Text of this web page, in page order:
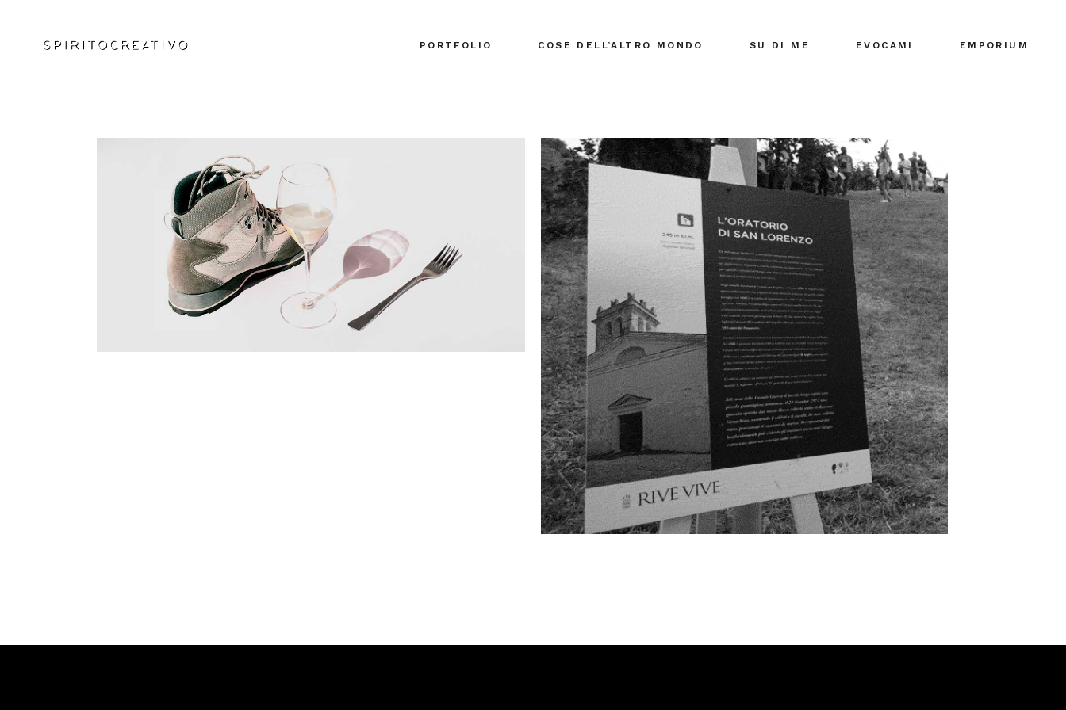
PORTFOLIO COSE DELL’ALTRO MONDO SU DI ME EVOCAMI EMPORIUM